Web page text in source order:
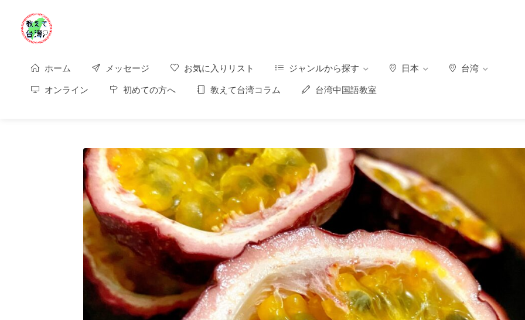
ホーム メッセージ お気に入りリスト ジャンルから探す 日本 台湾
オンライン 初めての方へ 教えて台湾コラム 台湾中国語教室